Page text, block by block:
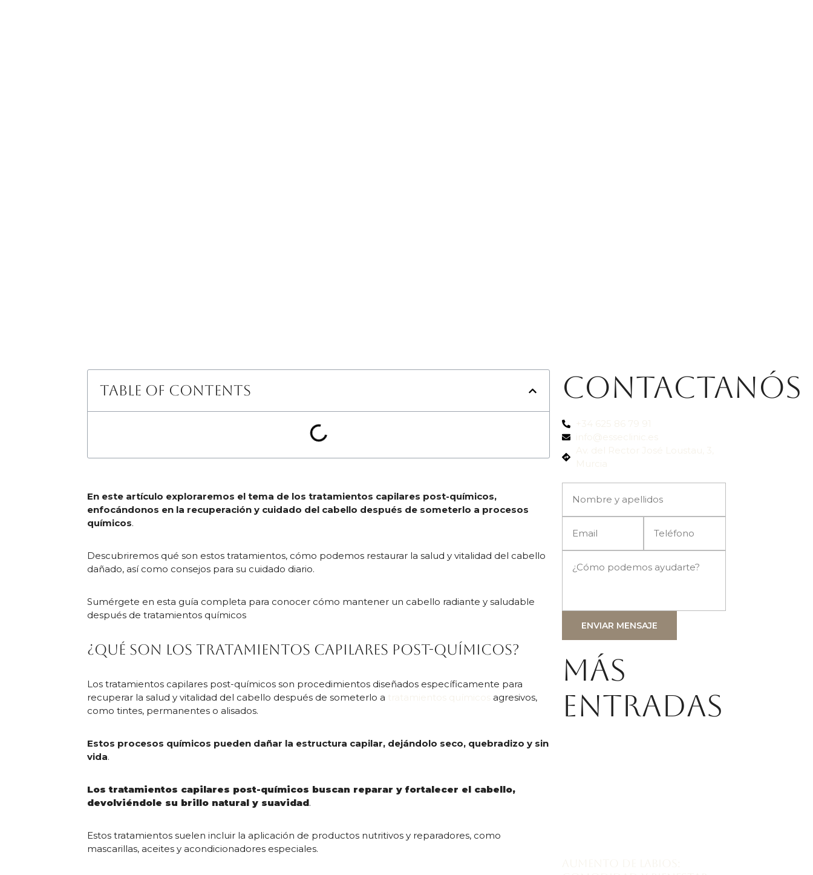
Table of Contents
En este artículo exploraremos el tema de los tratamientos capilares post-químicos,
enfocándonos en la recuperación y cuidado del cabello después de someterlo a procesos
químicos.
Descubriremos qué son estos tratamientos, cómo podemos restaurar la salud y vitalidad del cabello
dañado, así como consejos para su cuidado diario.
Sumérgete en esta guía completa para conocer cómo mantener un cabello radiante y saludable
después de tratamientos químicos
¿Qué son los tratamientos capilares post-químicos?
Los tratamientos capilares post-químicos son procedimientos diseñados específicamente para
recuperar la salud y vitalidad del cabello después de someterlo a
agresivos,
como tintes, permanentes o alisados.
Estos procesos químicos pueden dañar la estructura capilar, dejándolo seco, quebradizo y sin
vida.
Los tratamientos capilares post-químicos buscan reparar y fortalecer el cabello,
devolviéndole su brillo natural y suavidad.
Estos tratamientos suelen incluir la aplicación de productos nutritivos y reparadores, como
mascarillas, aceites y acondicionadores especiales.
Contactanós
ENVIAR MENSAJE
Más
entradas